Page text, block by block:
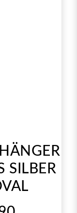
SILBER